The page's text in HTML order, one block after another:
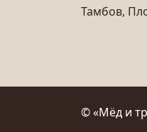
Тамбов,
© «Мёд и